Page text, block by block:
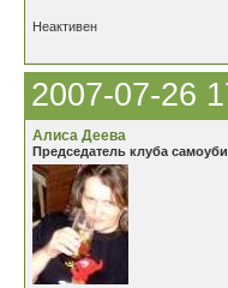
Неактивен
2007-07-26
Алиса Деева
Председатель клуба